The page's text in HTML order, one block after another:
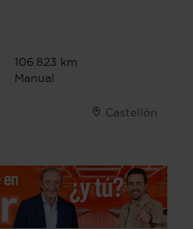
106.823 km
Manual
Castellón